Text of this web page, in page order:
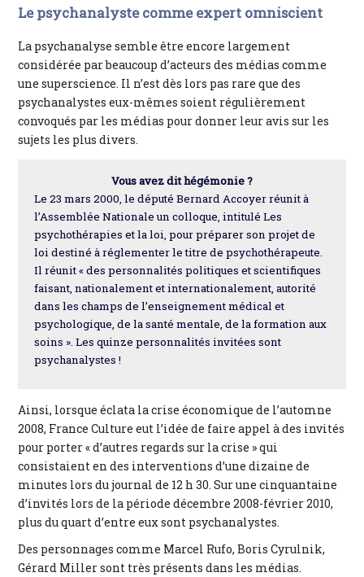
Le psychanalyste comme expert omniscient
La psychanalyse semble être encore largement
considérée par beaucoup d’acteurs des médias comme
une superscience. Il n’est dès lors pas rare que des
psychanalystes eux-mêmes soient régulièrement
convoqués par les médias pour donner leur avis sur les
sujets les plus divers.
Vous avez dit hégémonie ?
Le 23 mars 2000, le député Bernard Accoyer réunit à
l’Assemblée Nationale un colloque, intitulé Les
psychothérapies et la loi, pour préparer son projet de
loi destiné à réglementer le titre de psychothérapeute.
Il réunit « des personnalités politiques et scientifiques
faisant, nationalement et internationalement, autorité
dans les champs de l’enseignement médical et
psychologique, de la santé mentale, de la formation aux
soins ». Les quinze personnalités invitées sont
psychanalystes !
Ainsi, lorsque éclata la crise économique de l’automne
2008, France Culture eut l’idée de faire appel à des invités
pour porter « d’autres regards sur la crise » qui
consistaient en des interventions d’une dizaine de
minutes lors du journal de 12 h 30. Sur une cinquantaine
d’invités lors de la période décembre 2008-février 2010,
plus du quart d’entre eux sont psychanalystes.
Des personnages comme Marcel Rufo, Boris Cyrulnik,
Gérard Miller sont très présents dans les médias.